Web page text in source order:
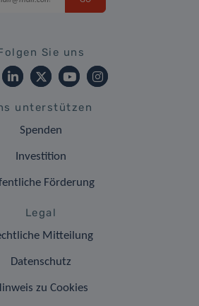
Sie uns
unterstützen
Spenden
Investition
Förderung
Legal
Mitteilung
Datenschutz
zu Cookies